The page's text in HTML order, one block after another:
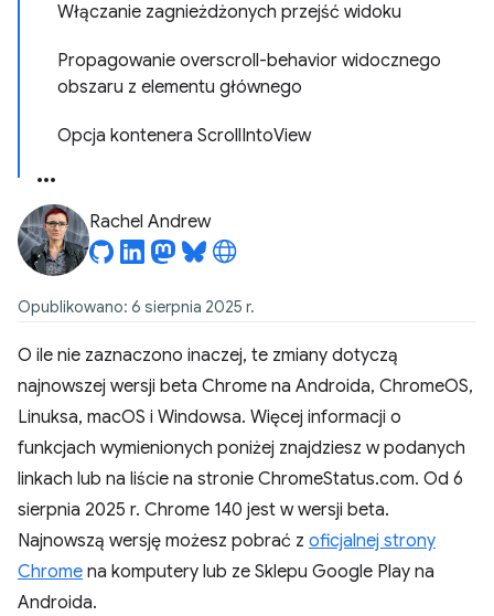
Włączanie zagnieżdżonych przejść widoku
Propagowanie overscroll-behavior widocznego
obszaru z elementu głównego
Opcja kontenera ScrollIntoView
Rachel Andrew
Opublikowano: 6 sierpnia 2025 r.
O ile nie zaznaczono inaczej, te zmiany dotyczą
najnowszej wersji beta Chrome na Androida, ChromeOS,
Linuksa, macOS i Windowsa. Więcej informacji o
funkcjach wymienionych poniżej znajdziesz w podanych
linkach lub na liście na stronie ChromeStatus.com. Od 6
sierpnia 2025 r. Chrome 140 jest w wersji beta.
Najnowszą wersję możesz pobrać z oficjalnej strony
Chrome na komputery lub ze Sklepu Google Play na
Androida.